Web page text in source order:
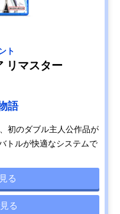
ト
リマスター
語
初のダブル主人公作品が
トルが快適なシステムで
る
る